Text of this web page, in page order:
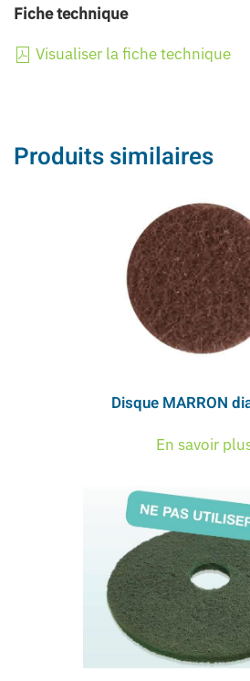
Fiche technique
Visualiser la fiche technique
Produits similaires
Disque MARRON
En savoir